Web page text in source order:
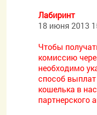
Лабиринт
18 июня 2013
Чтобы
комиссию
необходимо
способ
кошелька в
партнерского